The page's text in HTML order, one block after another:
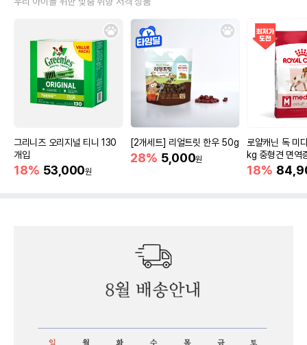
그리니즈 오리지널 티니 130
개입
18% 53,000원
[2개세트] 리얼트릿 한우 50g
28% 5,000원
로얄캐닌 독 미
kg 중형견 면역
18%